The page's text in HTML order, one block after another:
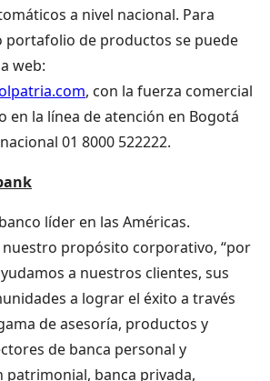
a nivel nacional. Para
portafolio de productos se puede
web:
, con la fuerza comercial
en la línea de atención en Bogotá
01 8000 522222.
líder en las Américas.
propósito corporativo, “por
a nuestros clientes, sus
a lograr el éxito a través
de asesoría, productos y
de banca personal y
patrimonial, banca privada,